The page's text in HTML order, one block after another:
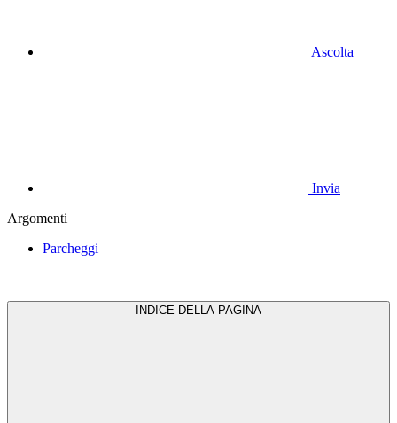
Ascolta
Invia
Argomenti
Parcheggi